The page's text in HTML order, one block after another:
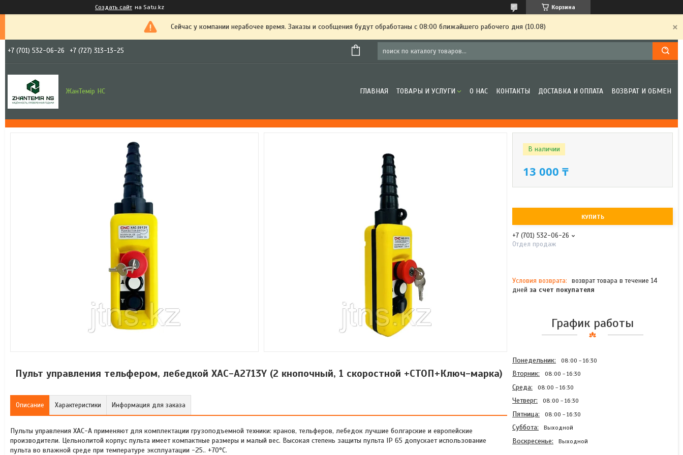
Создать сайт на Satu.kz Корзина
Сейчас у компании нерабочее время. Заказы и сообщения будут обработаны с 08:00 ближайшего рабочего дня (10.08)
+7 (701) 532-06-26 +7 (727) 313-13-25
ЖанТемір НС ГЛАВНАЯ ТОВАРЫ И УСЛУГИ О НАС КОНТАКТЫ ДОСТАВКА И ОПЛАТА ВОЗВРАТ И ОБМЕН
Пульт управления тельфером, лебедкой XАС-A2713Y (2 кнопочный, 1 скоростной +СТОП+Ключ-марка)
Описание Характеристики Информация для заказа
Пульты управления ХАС-А применяют для комплектации грузоподъемной техники: кранов, тельферов, лебедок лучшие болгарские и европейские
производители. Цельнолитой корпус пульта имеет компактные размеры и малый вес. Высокая степень защиты пульта IP 65 допускает использование
пульта во влажной среде при температуре эксплуатации -25.. +70°С.
В наличии
13 000 ₸
КУПИТЬ
+7 (701) 532-06-26
Отдел продаж
возврат товара в течение 14
дней за счет покупателя
График работы
Понедельник 08:00 16:30
Вторник 08:00 16:30
Среда 08:00 16:30
Четверг 08:00 16:30
Пятница 08:00 16:30
Суббота Выходной
Воскресенье Выходной